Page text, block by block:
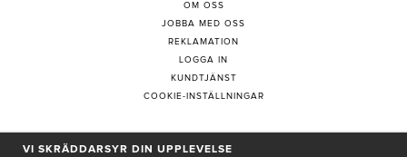
OM OSS
JOBBA MED OSS
REKLAMATION
LOGGA IN
KUNDTJÄNST
COOKIE-INSTÄLLNINGAR
PRENUMERERA PÅ NYHETSBREV
VI SKRÄDDARSYR DIN UPPLEVELSE